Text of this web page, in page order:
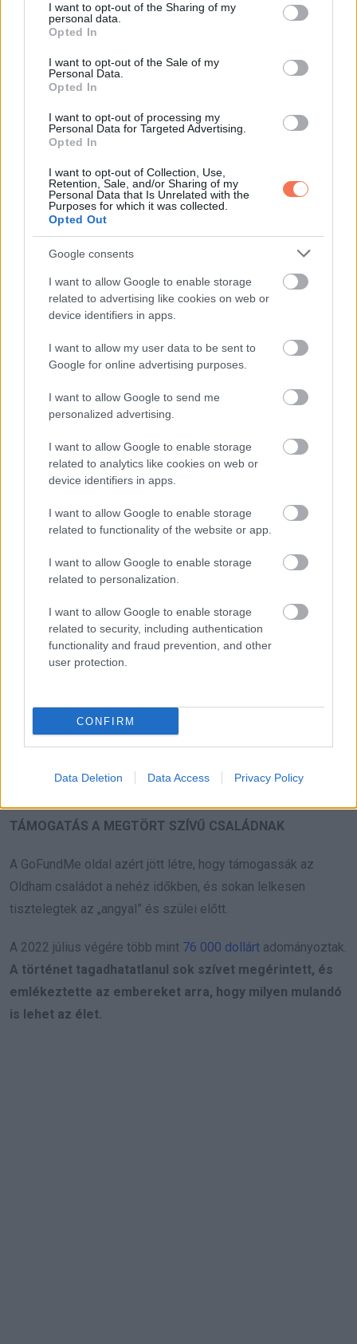
not limited to your visit or usage behaviour. You may click to
grant or deny consent to Google and its third-party tags to
use your data for below specified purposes in below Google
consent section.
I want to opt-out of the Sharing of my
personal data.
Opted In
I want to opt-out of the Sale of my
Personal Data.
Opted In
I want to opt-out of processing my
Personal Data for Targeted Advertising.
Opted In
I want to opt-out of Collection, Use,
Retention, Sale, and/or Sharing of my
Personal Data that Is Unrelated with the
Purposes for which it was collected.
Opted Out
Google consents
I want to allow Google to enable storage
related to advertising like cookies on web or
device identifiers in apps.
I want to allow my user data to be sent to
Google for online advertising purposes.
I want to allow Google to send me
personalized advertising.
I want to allow Google to enable storage
related to analytics like cookies on web or
device identifiers in apps.
I want to allow Google to enable storage
related to functionality of the website or app.
I want to allow Google to enable storage
related to personalization.
I want to allow Google to enable storage
related to security, including authentication
functionality and fraud prevention, and other
user protection.
CONFIRM
Data Deletion Data Access Privacy Policy
már akkor is „[megérintett] minden életet, amivel találkozott”.
Kosárlabdacsapatának tagjai azt mondták:
„Minden volt, amit egy csapattársban és játékosban elvár
az ember: okos, szívós, csapatjátékos és rendkívül
jószívű”.
Nem volt kétséges, hogy a fiatal lány hiányozni fog,
nemcsak a pozitív energiája miatt, hanem a szeretet miatt is,
amit a körülötte lévőknek mutatott. A Lengyel
Városfejlesztési és Szabadidőügyi Hivatal
„Látszik rajta, hogy imádta a sportot, és mindent beleadott
a szereplésbe és a próbálkozásba. Hiányozni fog nekünk
a jó szíve, ragyogó mosolya és elszántsága a pályán és
azon kívül is”.
TÁMOGATÁS A MEGTÖRT SZÍVŰ CSALÁDNAK
A GoFundMe oldal azért jött létre, hogy támogassák az
Oldham családot a nehéz időkben, és sokan lelkesen
tisztelegtek az „angyal” és szülei előtt.
A 2022 július végére több mint 76 000 dollárt adományoztak.
A történet tagadhatatlanul sok szívet megérintett, és
emlékeztette az embereket arra, hogy milyen mulandó
is lehet az élet.